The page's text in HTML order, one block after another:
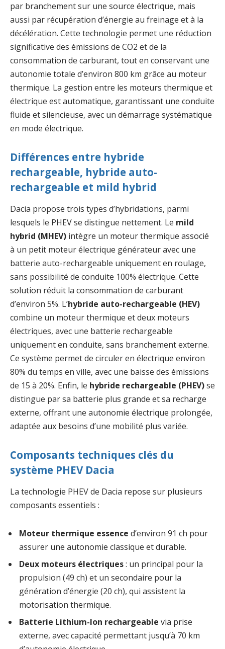
par branchement sur une source électrique, mais
aussi par récupération d’énergie au freinage et à la
décélération. Cette technologie permet une réduction
significative des émissions de CO2 et de la
consommation de carburant, tout en conservant une
autonomie totale d’environ 800 km grâce au moteur
thermique. La gestion entre les moteurs thermique et
électrique est automatique, garantissant une conduite
fluide et silencieuse, avec un démarrage systématique
en mode électrique.
Différences entre hybride
rechargeable, hybride auto-
rechargeable et mild hybrid
Dacia propose trois types d’hybridations, parmi
lesquels le PHEV se distingue nettement. Le mild
hybrid (MHEV) intègre un moteur thermique associé
à un petit moteur électrique générateur avec une
batterie auto-rechargeable uniquement en roulage,
sans possibilité de conduite 100% électrique. Cette
solution réduit la consommation de carburant
d’environ 5%. L’hybride auto-rechargeable (HEV)
combine un moteur thermique et deux moteurs
électriques, avec une batterie rechargeable
uniquement en conduite, sans branchement externe.
Ce système permet de circuler en électrique environ
80% du temps en ville, avec une baisse des émissions
de 15 à 20%. Enfin, le hybride rechargeable (PHEV)se
distingue par sa batterie plus grande et sa recharge
externe, offrant une autonomie électrique prolongée,
adaptée aux besoins d’une mobilité plus variée.
Composants techniques clés du
système PHEV Dacia
La technologie PHEV de Dacia repose sur plusieurs
composants essentiels :
Moteur thermique essence d’environ 91 ch pour
assurer une autonomie classique et durable.
Deux moteurs électriques: un principal pour la
propulsion (49 ch) et un secondaire pour la
génération d’énergie (20 ch), qui assistent la
motorisation thermique.
Batterie Lithium-Ion rechargeable via prise
externe, avec capacité permettant jusqu’à 70 km